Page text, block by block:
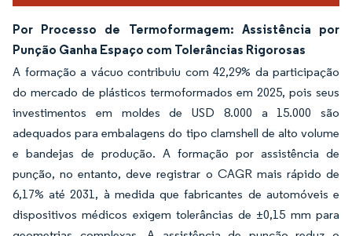
Por Processo de Termoformagem: Assistência por
Punção Ganha Espaço com Tolerâncias Rigorosas
A formação a vácuo contribuiu com 42,29% da participação
do mercado de plásticos termoformados em 2025, pois seus
investimentos em moldes de USD 8.000 a 15.000 são
adequados para embalagens do tipo clamshell de alto volume
e bandejas de produção. A formação por assistência de
punção, no entanto, deve registrar o CAGR mais rápido de
6,17% até 2031, à medida que fabricantes de automóveis e
dispositivos médicos exigem tolerâncias de ±0,15 mm para